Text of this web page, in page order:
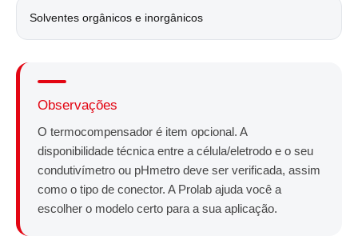
Solventes orgânicos e inorgânicos
Observações
O termocompensador é item opcional. A
disponibilidade técnica entre a célula/eletrodo e o seu
condutivímetro ou pHmetro deve ser verificada, assim
como o tipo de conector. A Prolab ajuda você a
escolher o modelo certo para a sua aplicação.